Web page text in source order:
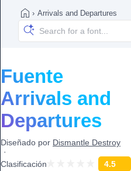
› Arrivals and Departures
Fuente
Arrivals and
Departures
Diseñado por Dismantle Destroy
Clasificación
4.5